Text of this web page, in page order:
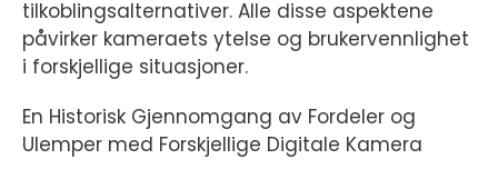
tilkoblingsalternativer. Alle disse aspektene
påvirker kameraets ytelse og brukervennlighet
i forskjellige situasjoner.
En Historisk Gjennomgang av Fordeler og
Ulemper med Forskjellige Digitale Kamera